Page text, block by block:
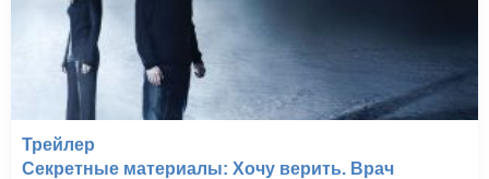
Трейлер
Секретные материалы: Хочу верить. Врач